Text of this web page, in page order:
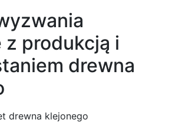
z produkcją i
drewna
drewna klejonego